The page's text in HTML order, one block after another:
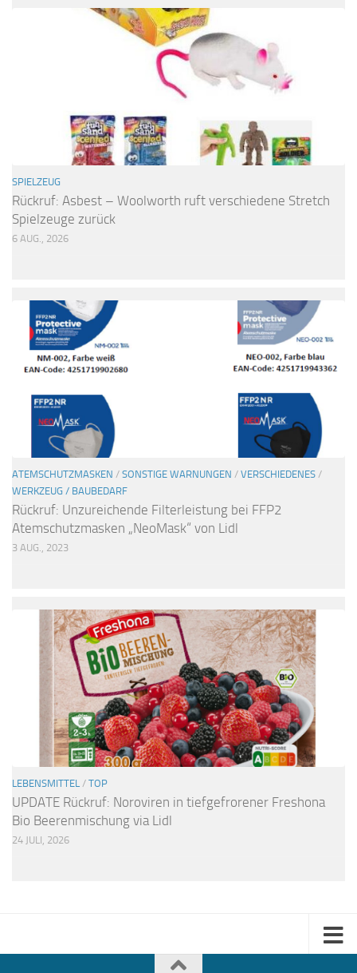
SPIELZEUG
Rückruf: Asbest – Woolworth ruft verschiedene Stretch
Spielzeuge zurück
6 AUG., 2026
ATEMSCHUTZMASKEN / SONSTIGE WARNUNGEN / VERSCHIEDENES /
WERKZEUG / BAUBEDARF
Rückruf: Unzureichende Filterleistung bei FFP2
Atemschutzmasken „NeoMask“ von Lidl
3 AUG., 2023
LEBENSMITTEL / TOP
UPDATE Rückruf: Noroviren in tiefgefrorener Freshona
Bio Beerenmischung via Lidl
24 JULI, 2026